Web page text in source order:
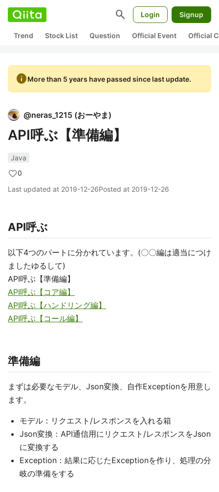
search Login Signup
Trend Stock List Question Official Event Official
infoMore than 5 years have passed since last update.
@neras_1215 (おーやま)
API呼ぶ【準備編】
Java
0
Last updated at 2019-12-26Posted at 2019-12-26
API呼ぶ
以下4つのパートに分かれています。(〇〇編は適当につけ
ましたゆるして)
API呼ぶ【準備編】
API呼ぶ【コア編】
API呼ぶ【ハンドリング編】
API呼ぶ【コール編】
準備編
まずは必要なモデル、Json変換、自作Exceptionを用意し
ます。
モデル：リクエスト/レスポンスを入れる箱
Json変換：API通信用にリクエスト/レスポンスをJson
に変換する
Exception：結果に応じたExceptionを作り、処理の分
岐の準備をする